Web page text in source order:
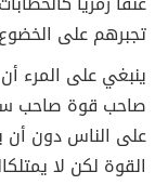
تجبرهم على
ينبغي على المرء
صاحب قوة صاحب
على الناس دون أن
القوة لكن لا